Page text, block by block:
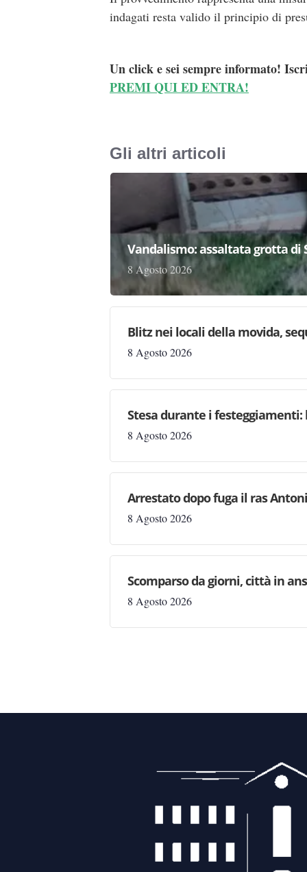
indagati resta valido il principio di
Un click e sei sempre informato!
PREMI QUI ED ENTRA!
Gli altri articoli
Vandalismo: assaltata grotta di
8 Agosto 2026
Blitz nei locali della movida,
8 Agosto 2026
Stesa durante i
8 Agosto 2026
Arrestato dopo fuga il ras
8 Agosto 2026
Scomparso da giorni, città in
8 Agosto 2026